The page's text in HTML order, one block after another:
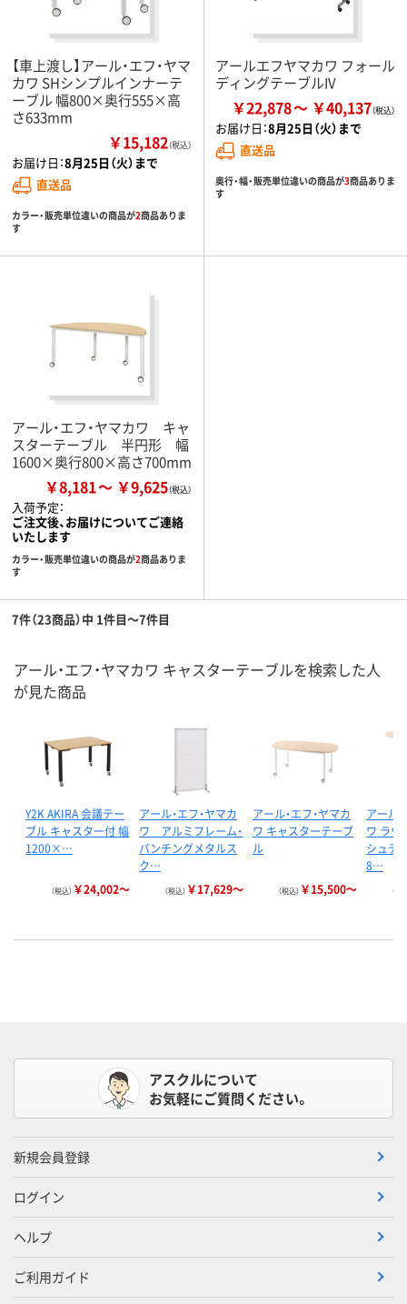
【車上渡し】アール・エフ・ヤマ
カワ SHシンプルインナーテ
ーブル 幅800×奥行555×高
さ633mm
￥15,182（税込）
お届け日：8月25日（火）まで
直送品
カラー・販売単位違いの商品が2商品ありま
す
アールエフヤマカワ フォール
ディングテーブルIV
￥22,878 ￥40,137
お届け日：8月25日（火）まで
直送品
奥行・幅・販売単位違いの商品が3商品ありま
す
アール・エフ・ヤマカワ キャ
スターテーブル 半円形 幅
1600×奥行800×高さ700mm
￥8,181 ￥9,625
入荷予定：
ご注文後、お届けについてご連絡
いたします
カラー・販売単位違いの商品が2商品ありま
す
7件（23商品）中 1件目～7件目
アール・エフ・ヤマカワ キャスターテーブルを検索した人
が見た商品
Y2K AKIRA 会議テー
ブル キャスター付 幅
1200×…
（税込） ￥24,002～
アール・エフ・ヤマカ
ワ アルミフレーム・
パンチングメタルス
ク…
（税込） ￥17,629～
アール・エフ・ヤマカ
ワ キャスターテーブ
ル
（税込） ￥15,500～
アール
ワ ラウ
シュテ
8…
（税
アスクルについて
お気軽にご質問ください。
新規会員登録
ログイン
ヘルプ
ご利用ガイド